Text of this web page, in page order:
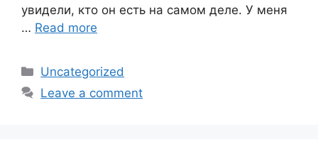
увидели, кто он есть на самом деле. У меня
… Read more
Categories
Uncategorized
Leave a comment